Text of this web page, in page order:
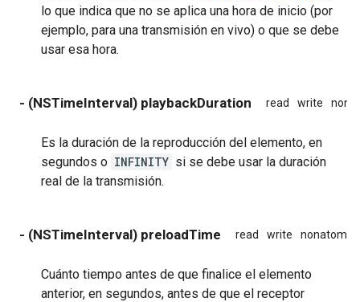
lo que indica que no se aplica una hora de inicio (por
ejemplo, para una transmisión en vivo) o que se debe
usar esa hora.
- (NSTimeInterval) playbackDuration read write
Es la duración de la reproducción del elemento, en
segundos o INFINITY si se debe usar la duración
real de la transmisión.
- (NSTimeInterval) preloadTime read write nonatomic
Cuánto tiempo antes de que finalice el elemento
anterior, en segundos, antes de que el receptor